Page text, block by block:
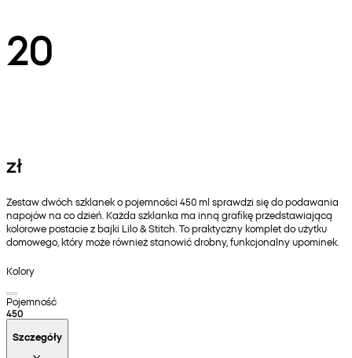
20
zł
Zestaw dwóch szklanek o pojemności 450 ml sprawdzi się do podawania
napojów na co dzień. Każda szklanka ma inną grafikę przedstawiającą
kolorowe postacie z bajki Lilo & Stitch. To praktyczny komplet do użytku
domowego, który może również stanowić drobny, funkcjonalny upominek.
Kolory
Pojemność
450
Szczegóły